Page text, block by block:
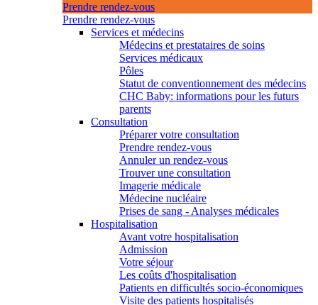
Prendre rendez-vous
Prendre rendez-vous
Services et médecins
Médecins et prestataires de soins
Services médicaux
Pôles
Statut de conventionnement des médecins
CHC Baby: informations pour les futurs
parents
Consultation
Préparer votre consultation
Prendre rendez-vous
Annuler un rendez-vous
Trouver une consultation
Imagerie médicale
Médecine nucléaire
Prises de sang - Analyses médicales
Hospitalisation
Avant votre hospitalisation
Admission
Votre séjour
Les coûts d'hospitalisation
Patients en difficultés socio-économiques
Visite des patients hospitalisés